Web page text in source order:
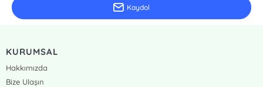
Kaydol
KURUMSAL
Hakkımızda
Bize Ulaşın